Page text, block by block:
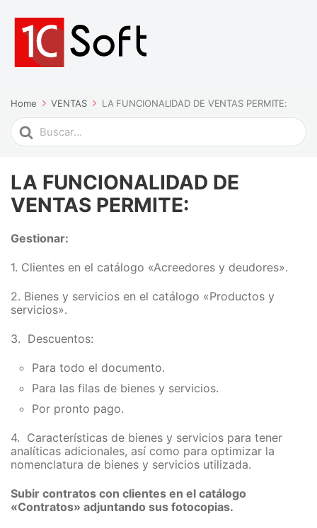
Home VENTAS LA FUNCIONALIDAD DE VENTAS PERMITE:
Search
For
LA FUNCIONALIDAD DE
VENTAS PERMITE:
Gestionar:
1. Clientes en el catálogo «Acreedores y deudores».
2. Bienes y servicios en el catálogo «Productos y
servicios».
3. Descuentos:
Para todo el documento.
Para las filas de bienes y servicios.
Por pronto pago.
4. Características de bienes y servicios para tener
analíticas adicionales, así como para optimizar la
nomenclatura de bienes y servicios utilizada.
Subir contratos con clientes en el catálogo
«Contratos» adjuntando sus fotocopias.